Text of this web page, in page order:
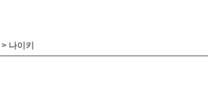
> 나이키